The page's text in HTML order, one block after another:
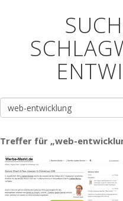
Treffer für „web-